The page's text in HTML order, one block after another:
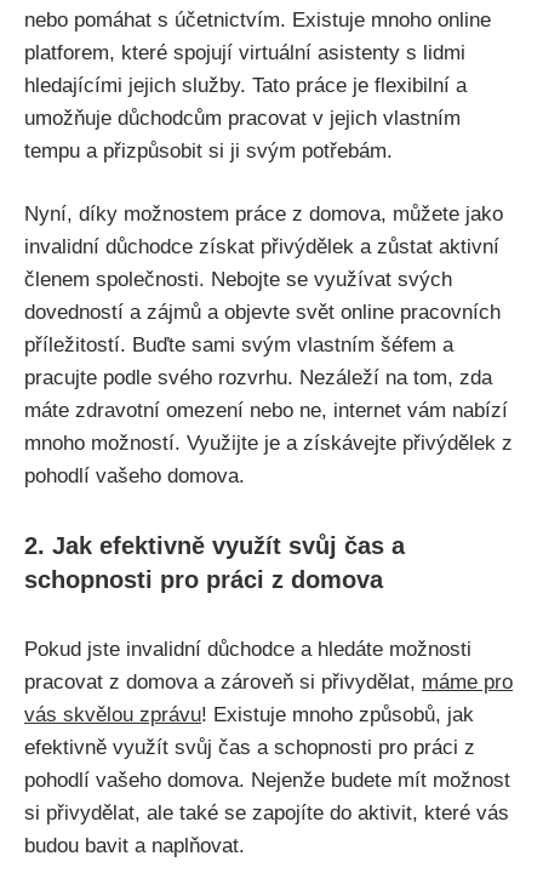
nebo pomáhat s účetnictvím. Existuje mnoho online
platforem, které spojují virtuální asistenty s lidmi
hledajícími jejich služby. Tato práce je flexibilní a
umožňuje důchodcům pracovat v jejich vlastním
tempu a přizpůsobit si ji svým potřebám.
Nyní, díky možnostem práce z domova, můžete jako
invalidní důchodce získat přivýdělek a zůstat aktivní
členem společnosti. Nebojte se využívat svých
dovedností a zájmů a objevte svět online pracovních
příležitostí. Buďte sami svým vlastním šéfem a
pracujte podle svého rozvrhu. Nezáleží na tom, zda
máte zdravotní omezení nebo ne, internet vám nabízí
mnoho možností. Využijte je a získávejte přivýdělek z
pohodlí vašeho domova.
2. Jak efektivně využít svůj čas a
schopnosti pro práci z domova
Pokud jste invalidní důchodce a hledáte možnosti
pracovat z domova a zároveň si přivydělat, máme pro
vás skvělou zprávu! Existuje mnoho způsobů, jak
efektivně využít svůj čas a schopnosti pro práci z
pohodlí vašeho domova. Nejenže budete mít možnost
si přivydělat, ale také se zapojíte do aktivit, které vás
budou bavit a naplňovat.